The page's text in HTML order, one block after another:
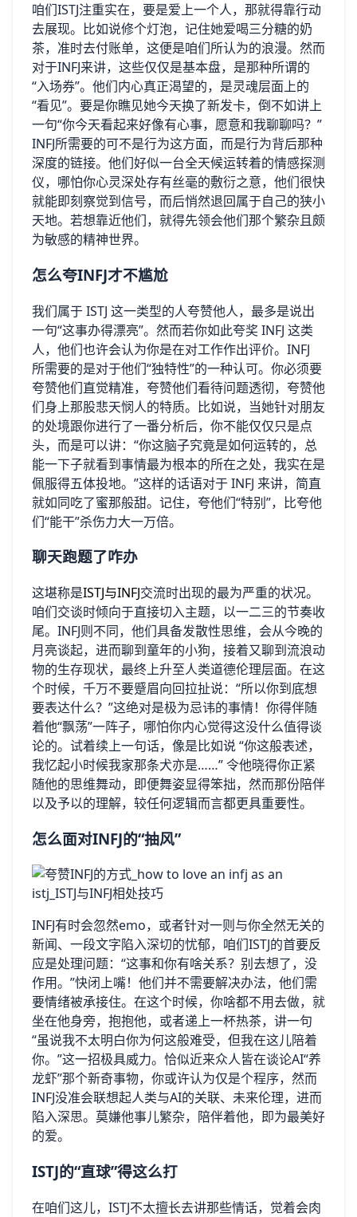
咱们ISTJ注重实在，要是爱上一个人，那就得靠行动
去展现。比如说修个灯泡，记住她爱喝三分糖的奶
茶，准时去付账单，这便是咱们所认为的浪漫。然而
对于INFJ来讲，这些仅仅是基本盘，是那种所谓的
“入场券”。他们内心真正渴望的，是灵魂层面上的
“看见”。要是你瞧见她今天换了新发卡，倒不如讲上
一句“你今天看起来好像有心事，愿意和我聊聊吗？”
INFJ所需要的可不是行为这方面，而是行为背后那种
深度的链接。他们好似一台全天候运转着的情感探测
仪，哪怕你心灵深处存有丝毫的敷衍之意，他们很快
就能即刻察觉到信号，而后悄然退回属于自己的狭小
天地。若想靠近他们，就得先领会他们那个繁杂且颇
为敏感的精神世界。
怎么夸INFJ才不尴尬
我们属于 ISTJ 这一类型的人夸赞他人，最多是说出
一句“这事办得漂亮”。然而若你如此夸奖 INFJ 这类
人，他们也许会认为你是在对工作作出评价。INFJ
所需要的是对于他们“独特性”的一种认可。你必须要
夸赞他们直觉精准，夸赞他们看待问题透彻，夸赞他
们身上那股悲天悯人的特质。比如说，当她针对朋友
的处境跟你进行了一番分析后，你不能仅仅只是点
头，而是可以讲：“你这脑子究竟是如何运转的，总
能一下子就看到事情最为根本的所在之处，我实在是
佩服得五体投地。”这样的话语对于 INFJ 来讲，简直
就如同吃了蜜那般甜。记住，夸他们“特别”，比夸他
们“能干”杀伤力大一万倍。
聊天跑题了咋办
这堪称是ISTJ与INFJ交流时出现的最为严重的状况。
咱们交谈时倾向于直接切入主题，以一二三的节奏收
尾。INFJ则不同，他们具备发散性思维，会从今晚的
月亮谈起，进而聊到童年的小狗，接着又聊到流浪动
物的生存现状，最终上升至人类道德伦理层面。在这
个时候，千万不要蹙眉向回拉扯说：“所以你到底想
要表达什么？”这绝对是极为忌讳的事情！你得伴随
着他“飘荡”一阵子，哪怕你内心觉得这没什么值得谈
论的。试着续上一句话，像是比如说 “你这般表述，
我忆起小时候我家那条犬亦是……” 令他晓得你正紧
随他的思维舞动，即便舞姿显得笨拙，然而那份陪伴
以及予以的理解，较任何逻辑而言都更具重要性。
怎么面对INFJ的“抽风”
INFJ有时会忽然emo，或者针对一则与你全然无关的
新闻、一段文字陷入深切的忧郁，咱们ISTJ的首要反
应是处理问题：“这事和你有啥关系？别去想了，没
作用。”快闭上嘴！他们并不需要解决办法，他们需
要情绪被承接住。在这个时候，你啥都不用去做，就
坐在他身旁，抱抱他，或者递上一杯热茶，讲一句
“虽说我不太明白你为何这般难受，但我在这儿陪着
你。”这一招极具威力。恰似近来众人皆在谈论AI“养
龙虾”那个新奇事物，你或许认为仅是个程序，然而
INFJ没准会联想起人类与AI的关联、未来伦理，进而
陷入深思。莫嫌他事儿繁杂，陪伴着他，即为最美好
的爱。
ISTJ的“直球”得这么打
在咱们这儿，ISTJ不太擅长去讲那些情话，觉着会肉